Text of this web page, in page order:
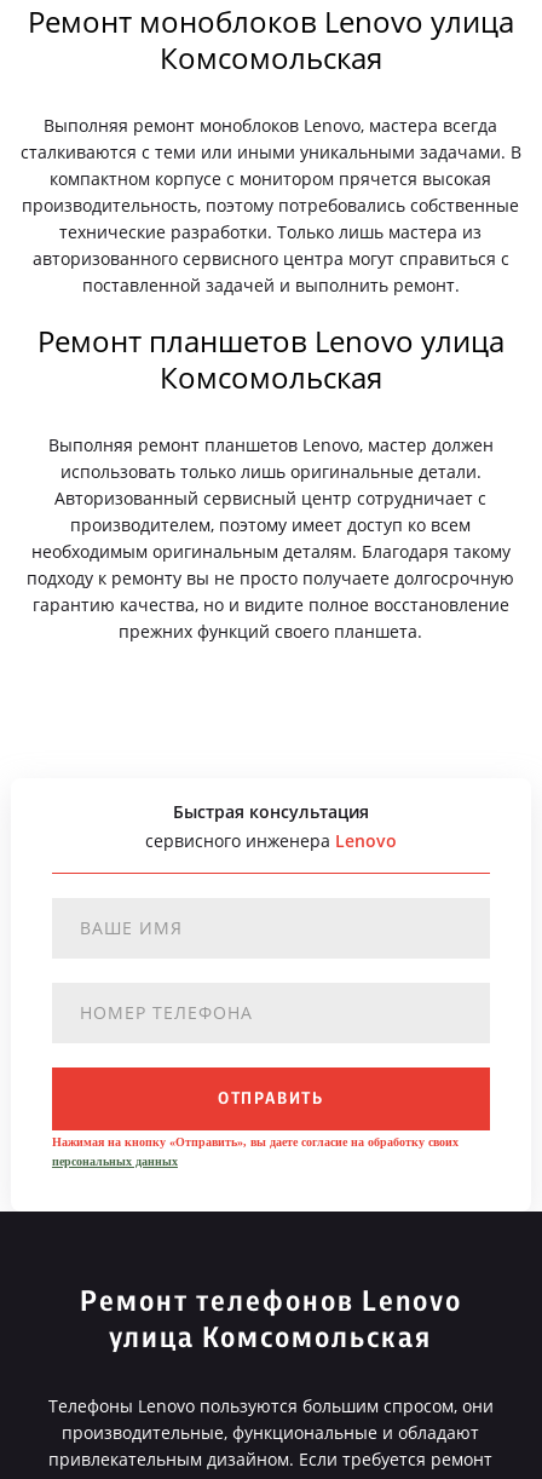
Ремонт моноблоков Lenovo улица
Комсомольская
Выполняя ремонт моноблоков Lenovo, мастера всегда
сталкиваются с теми или иными уникальными задачами. В
компактном корпусе с монитором прячется высокая
производительность, поэтому потребовались собственные
технические разработки. Только лишь мастера из
авторизованного сервисного центра могут справиться с
поставленной задачей и выполнить ремонт.
Ремонт планшетов Lenovo улица
Комсомольская
Выполняя ремонт планшетов Lenovo, мастер должен
использовать только лишь оригинальные детали.
Авторизованный сервисный центр сотрудничает с
производителем, поэтому имеет доступ ко всем
необходимым оригинальным деталям. Благодаря такому
подходу к ремонту вы не просто получаете долгосрочную
гарантию качества, но и видите полное восстановление
прежних функций своего планшета.
Быстрая консультация
сервисного инженера Lenovo
ОТПРАВИТЬ
Нажимая на кнопку «Отправить», вы даете согласие на обработку своих
персональных данных
Ремонт телефонов Lenovo
улица Комсомольская
Телефоны Lenovo пользуются большим спросом, они
производительные, функциональные и обладают
привлекательным дизайном. Если требуется ремонт